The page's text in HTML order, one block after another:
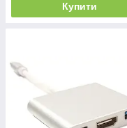
Купити